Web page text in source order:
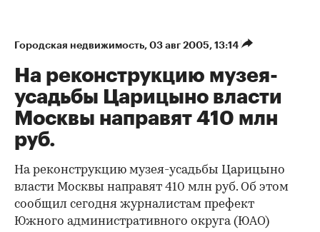
Городская недвижимость⁠, 03 авг 2005, 13:14
На реконструкцию музея-
усадьбы Царицыно власти
Москвы направят 410 млн
руб.
На реконструкцию музея-усадьбы Царицыно
власти Москвы направят 410 млн руб. Об этом
сообщил сегодня журналистам префект
Южного административного округа (ЮАО)